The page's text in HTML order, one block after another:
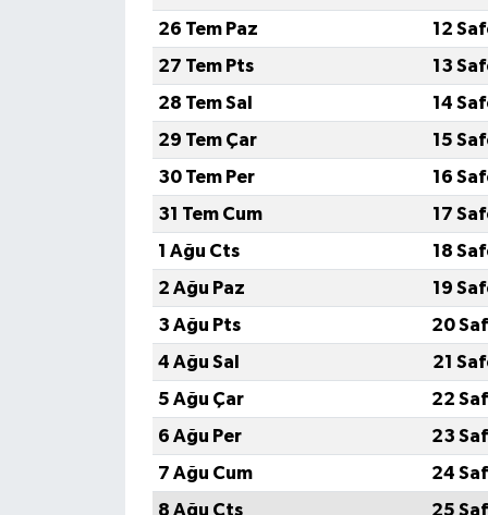
26 Tem Paz
12
27 Tem Pts
13
28 Tem Sal
14
29 Tem Çar
15
30 Tem Per
16
31 Tem Cum
17
1 Ağu Cts
18
2 Ağu Paz
19
3 Ağu Pts
20
4 Ağu Sal
21
5 Ağu Çar
22
6 Ağu Per
23
7 Ağu Cum
24
8 Ağu Cts
25